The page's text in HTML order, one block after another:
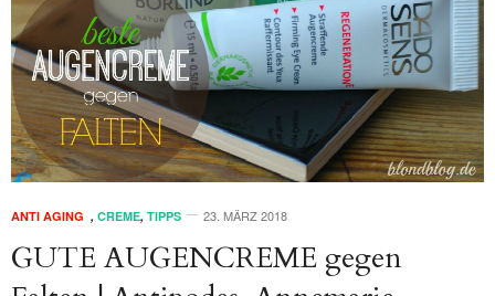
ANTI AGING , CREME, TIPPS 23. MÄRZ 2018
GUTE AUGENCREME gegen